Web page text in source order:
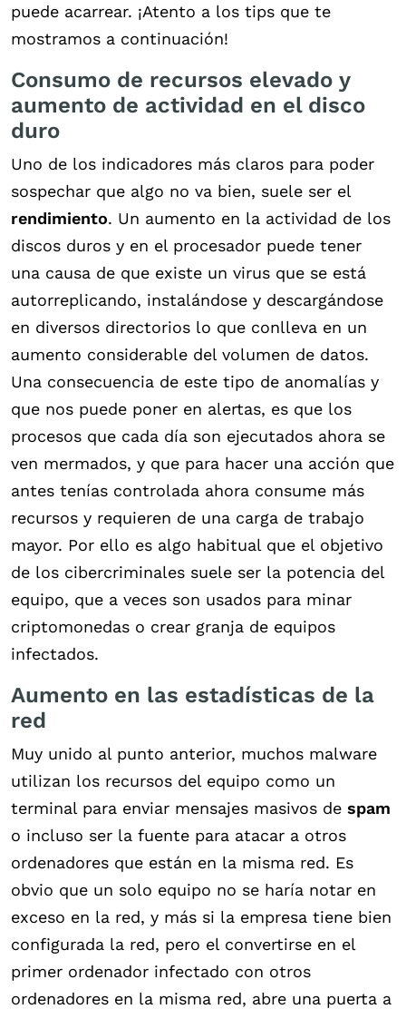
puede acarrear. ¡Atento a los tips que te
mostramos a continuación!
Consumo de recursos elevado y
aumento de actividad en el disco
duro
Uno de los indicadores más claros para poder
sospechar que algo no va bien, suele ser el
rendimiento. Un aumento en la actividad de los
discos duros y en el procesador puede tener
una causa de que existe un virus que se está
autorreplicando, instalándose y descargándose
en diversos directorios lo que conlleva en un
aumento considerable del volumen de datos.
Una consecuencia de este tipo de anomalías y
que nos puede poner en alertas, es que los
procesos que cada día son ejecutados ahora se
ven mermados, y que para hacer una acción que
antes tenías controlada ahora consume más
recursos y requieren de una carga de trabajo
mayor. Por ello es algo habitual que el objetivo
de los cibercriminales suele ser la potencia del
equipo, que a veces son usados para minar
criptomonedas o crear granja de equipos
infectados.
Aumento en las estadísticas de la
red
Muy unido al punto anterior, muchos malware
utilizan los recursos del equipo como un
terminal para enviar mensajes masivos de spam
o incluso ser la fuente para atacar a otros
ordenadores que están en la misma red. Es
obvio que un solo equipo no se haría notar en
exceso en la red, y más si la empresa tiene bien
configurada la red, pero el convertirse en el
primer ordenador infectado con otros
ordenadores en la misma red, abre una puerta a